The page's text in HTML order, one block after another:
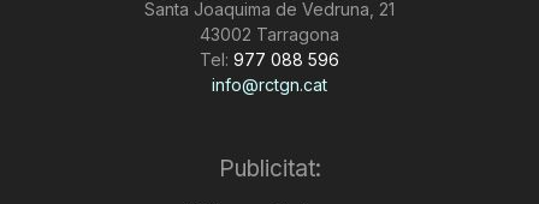
Santa Joaquima de Vedruna, 21
43002 Tarragona
Tel: 977 088 596
info@rctgn.cat
Publicitat: